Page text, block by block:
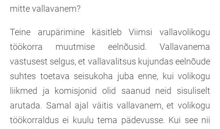
mitte vallavanem?
Teine arupärimine käsitleb Viimsi vallavolikogu
töökorra muutmise eelnõusid. Vallavanema
vastusest selgus, et vallavalitsus kujundas eelnõude
suhtes toetava seisukoha juba enne, kui volikogu
liikmed ja komisjonid olid saanud neid sisuliselt
arutada. Samal ajal väitis vallavanem, et volikogu
töökorraldus ei kuulu tema pädevusse. Kui see nii